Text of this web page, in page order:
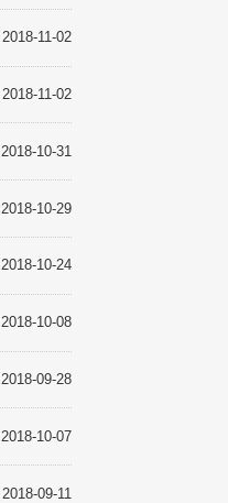
2018-11-02
2018-11-02
2018-10-31
2018-10-29
2018-10-24
2018-10-08
2018-09-28
2018-10-07
2018-09-11